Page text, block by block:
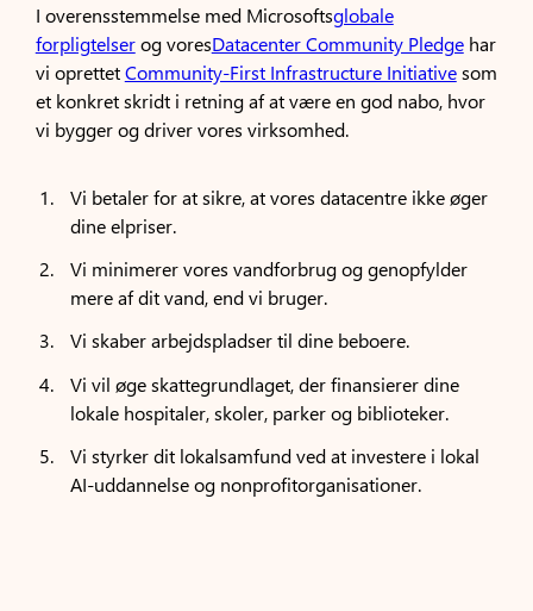
I overensstemmelse med Microsoftsglobale
forpligtelserog voresDatacenter Community Pledgehar
vi oprettetCommunity-First Infrastructure Initiativesom
et konkret skridt i retning af at være en god nabo, hvor
vi bygger og driver vores virksomhed.
Vi betaler for at sikre, at vores datacentre ikke øger
dine elpriser.
Vi minimerer vores vandforbrug og genopfylder
mere af dit vand, end vi bruger.
Vi skaber arbejdspladser til dine beboere.
Vi vil øge skattegrundlaget, der finansierer dine
lokale hospitaler, skoler, parker og biblioteker.
Vi styrker dit lokalsamfund ved at investere i lokal
AI-uddannelse og nonprofitorganisationer.